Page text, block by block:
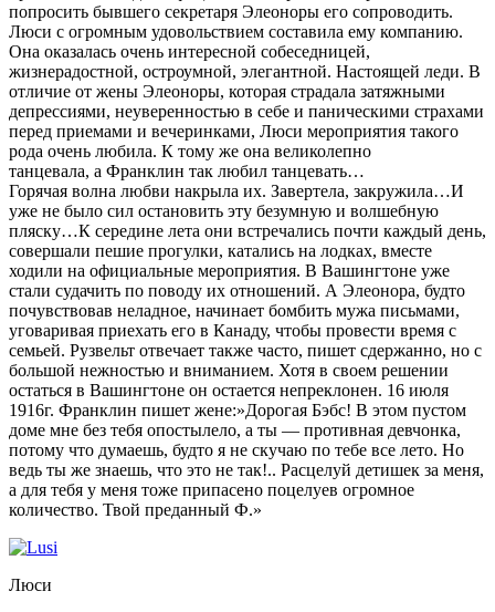
попросить бывшего секретаря Элеоноры его сопроводить.
Люси с огромным удовольствием составила ему компанию.
Она оказалась очень интересной собеседницей,
жизнерадостной, остроумной, элегантной. Настоящей леди. В
отличие от жены Элеоноры, которая страдала затяжными
депрессиями, неуверенностью в себе и паническими страхами
перед приемами и вечеринками, Люси мероприятия такого
рода очень любила. К тому же она великолепно
танцевала, а Франклин так любил танцевать…
Горячая волна любви накрыла их. Завертела, закружила…И
уже не было сил остановить эту безумную и волшебную
пляску…К середине лета они встречались почти каждый день,
совершали пешие прогулки, катались на лодках, вместе
ходили на официальные мероприятия. В Вашингтоне уже
стали судачить по поводу их отношений. А Элеонора, будто
почувствовав неладное, начинает бомбить мужа письмами,
уговаривая приехать его в Канаду, чтобы провести время с
семьей. Рузвельт отвечает также часто, пишет сдержанно, но с
большой нежностью и вниманием. Хотя в своем решении
остаться в Вашингтоне он остается непреклонен. 16 июля
1916г. Франклин пишет жене:»Дорогая Бэбс! В этом пустом
доме мне без тебя опостылело, а ты — противная девчонка,
потому что думаешь, будто я не скучаю по тебе все лето. Но
ведь ты же знаешь, что это не так!.. Расцелуй детишек за меня,
а для тебя у меня тоже припасено поцелуев огромное
количество. Твой преданный Ф.»
Люси